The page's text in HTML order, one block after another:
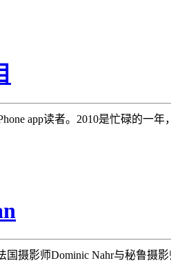
app读者。2010是忙碌的一年
国摄影师Dominic Nahr与秘鲁摄影